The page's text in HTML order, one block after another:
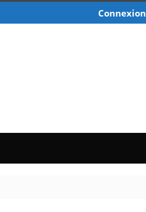
Connexion